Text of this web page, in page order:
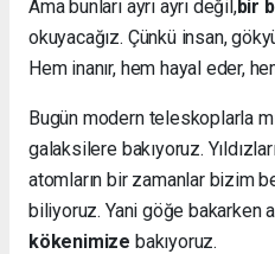
Ama bunları ayrı ayrı değil,bir
okuyacağız. Çünkü insan,
Hem inanır, hem hayal eder,
Bugün modern teleskoplarla
galaksilere bakıyoruz.
atomların bir zamanlar bizim
biliyoruz. Yani göğe bakarken
kökenimize bakıyoruz.